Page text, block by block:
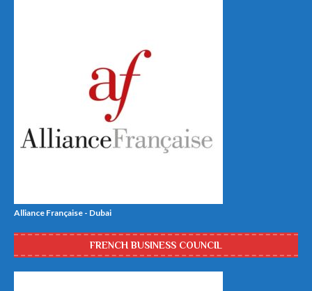
Alliance Française - Dubai
FRENCH BUSINESS COUNCIL